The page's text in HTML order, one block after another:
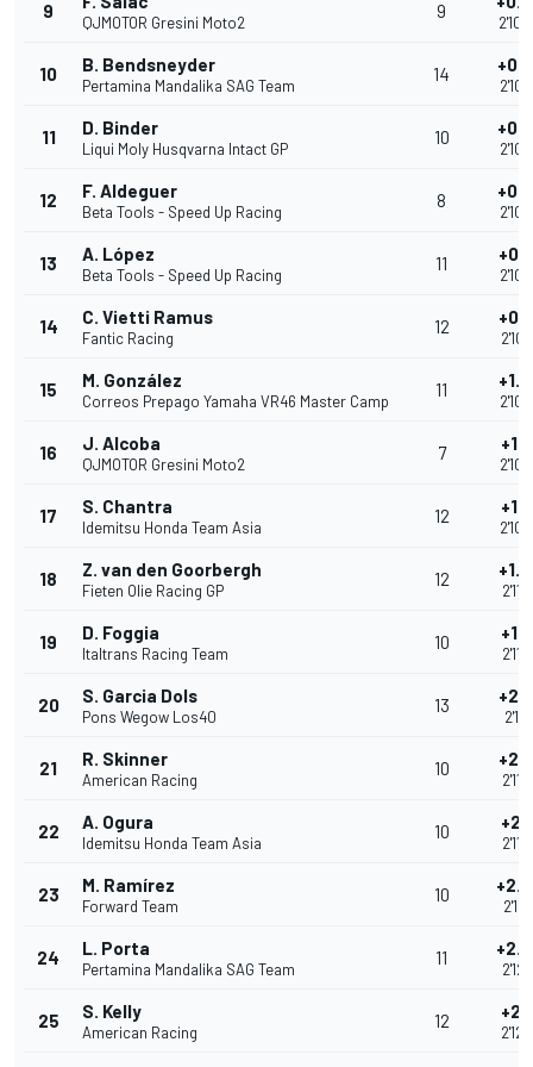
9
QJMOTOR Gresini Moto2
9
10 B. Bendsneyder
Pertamina Mandalika SAG Team
14
11 D. Binder
Liqui Moly Husqvarna Intact GP
10
12 F. Aldeguer
Beta Tools - Speed Up Racing
8
13 A. López
Beta Tools - Speed Up Racing
11
14 C. Vietti Ramus
Fantic Racing
12
15 M. González
Correos Prepago Yamaha VR46 Master Camp
11
16 J. Alcoba
QJMOTOR Gresini Moto2
7
17 S. Chantra
Idemitsu Honda Team Asia
12
18 Z. van den Goorbergh
Fieten Olie Racing GP
12
19 D. Foggia
Italtrans Racing Team
10
20 S. Garcia Dols
Pons Wegow Los40
13
21 R. Skinner
American Racing
10
22 A. Ogura
Idemitsu Honda Team Asia
10
23 M. Ramírez
Forward Team
10
24 L. Porta
Pertamina Mandalika SAG Team
11
25 S. Kelly
American Racing
12